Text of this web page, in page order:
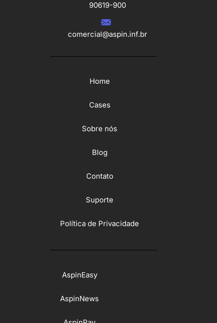
90619-900
comercial@aspin.inf.br
Home
Cases
Sobre nós
Blog
Contato
Suporte
Política de Privacidade
AspinEasy
AspinNews